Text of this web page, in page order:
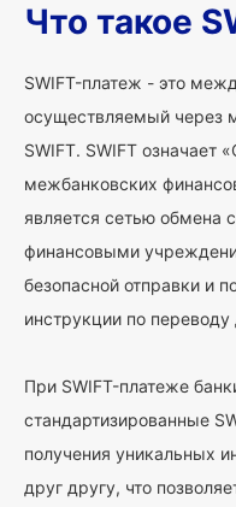
Что такое
SWIFT-платеж - это
осуществляемый через
SWIFT. SWIFT
межбанковских
является сетью обмена
финансовыми
безопасной отправки и
инструкции по переводу
При SWIFT-платеже
стандартизированные
получения уникальных
друг другу, что